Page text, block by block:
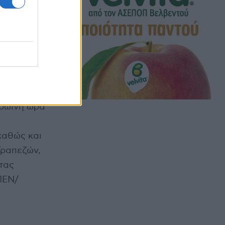
ώρα
και